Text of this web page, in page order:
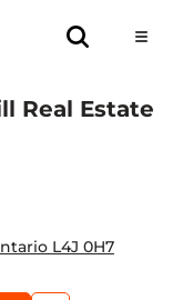
Real Estate
L4J 0H7